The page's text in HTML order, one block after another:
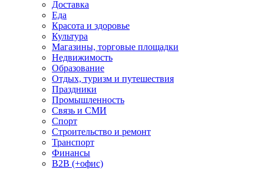
Доставка
Еда
Красота и здоровье
Культура
Магазины, торговые площадки
Недвижимость
Образование
Отдых, туризм и путешествия
Праздники
Промышленность
Связь и СМИ
Спорт
Строительство и ремонт
Транспорт
Финансы
B2B (+офис)